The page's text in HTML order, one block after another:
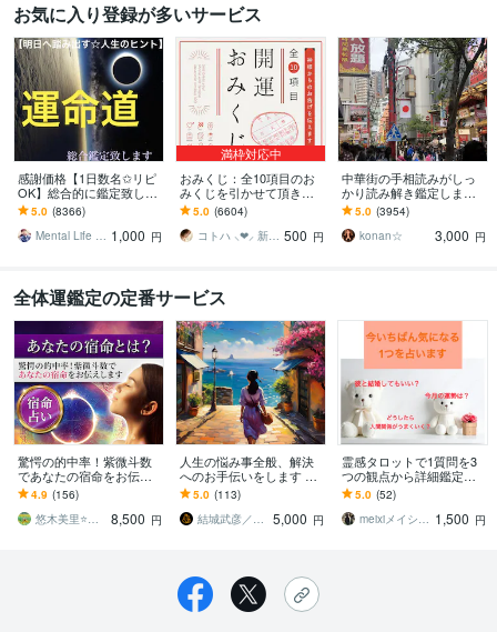
お気に入り登録が多いサービス
感謝価格【1日数名✩リピ
OK】総合的に鑑定致しま
す ✞後悔させません【未
来を良くする✩人生のヒン
ト】アドバイス付
5.0 (8366)
Mental Life Design 1,000 円
満枠対応中
おみくじ：全10項目のお
みくじを引かせて頂きま
す ㊙あなた様がこの先ど
う進むかの道しるべにな
さってください！
5.0 (6604)
コトハ ⸜❤︎⸝ 新サービス提供開始✨️ 500 円
中華街の手相読みがしっ
かり読み解き鑑定します
☆今後10年ほどの流れか
ら、良い時期、悪い時期
もお伝えします
5.0 (3954)
konan☆
3,000 円
全体運鑑定の定番サービス
驚愕の的中率！紫微斗数
であなたの宿命をお伝え
します あなたも知らな
い、自分の生まれ持った
本質を知りたい人へ
4.9 (156)
悠木美里⭐️転職専門・紫微斗数占い師
8,500 円
人生の悩み事全般、解決
へのお手伝いをします 仕
事、財運、人間関係、運
勢などなど、何でもご相
談ください
5.0 (113)
結城武彦／幽木武彦
5,000 円
霊感タロットで1質問を3
つの観点から詳細鑑定し
ます ジャンル問わず。状
況により時期や具体的ア
ドバイスまで深掘り！
5.0 (52)
meixiメイシー☆幸せ引き寄せる占い師 1,500 円